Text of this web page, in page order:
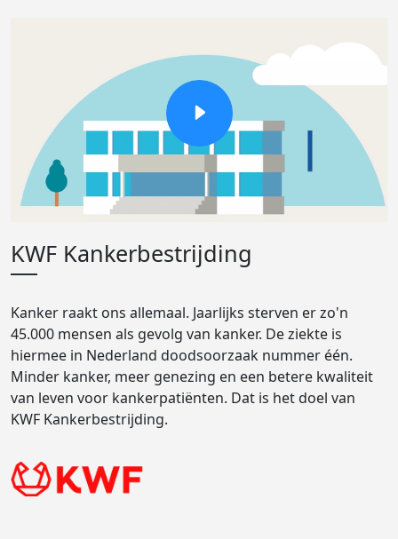
KWF Kankerbestrijding
Kanker raakt ons allemaal. Jaarlijks sterven er zo'n
45.000 mensen als gevolg van kanker. De ziekte is
hiermee in Nederland doodsoorzaak nummer één.
Minder kanker, meer genezing en een betere kwaliteit
van leven voor kankerpatiënten. Dat is het doel van
KWF Kankerbestrijding.